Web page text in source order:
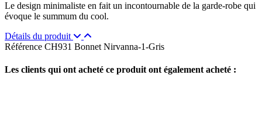
Le design minimaliste en fait un incontournable de la garde-robe qui
évoque le summum du cool.
Détails du produit
Référence CH931 Bonnet Nirvanna-1-Gris
Les clients qui ont acheté ce produit ont également acheté :